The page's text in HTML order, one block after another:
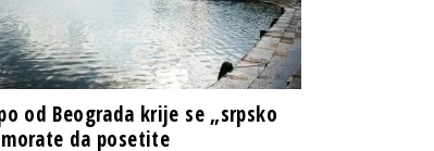
od Beograda krije se „srpsko
da posetite